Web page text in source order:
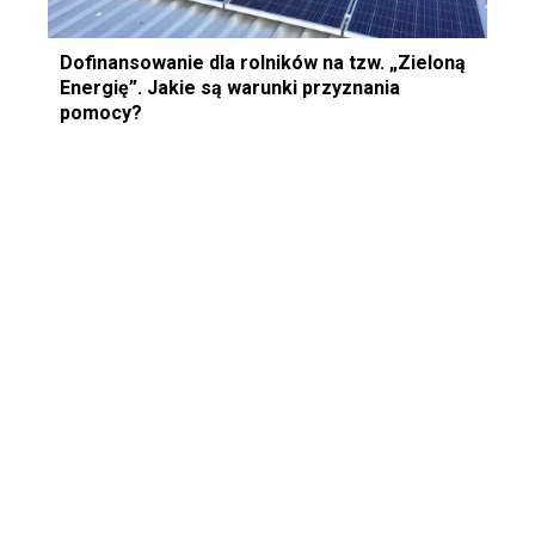
Dofinansowanie dla rolników na tzw. „Zieloną
Energię”. Jakie są warunki przyznania
pomocy?